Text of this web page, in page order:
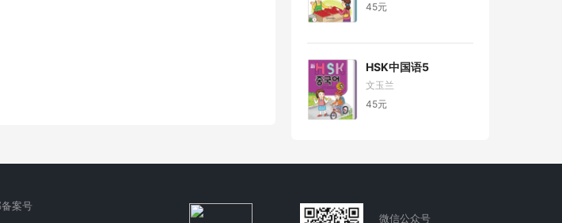
45元
HSK中国语5
文玉兰
45元
案号
微信公众号